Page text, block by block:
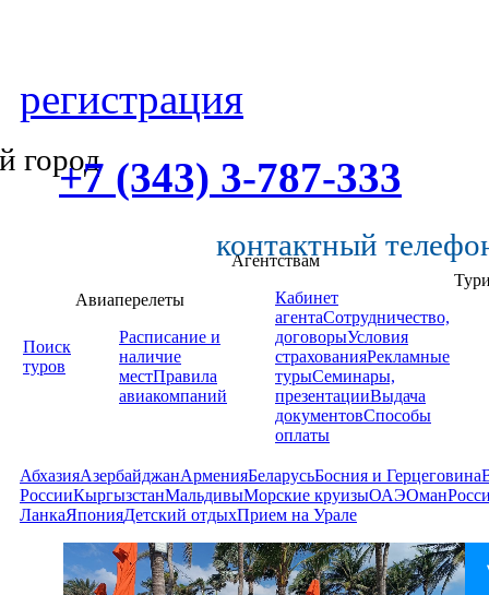
регистрация
город
+7 (343) 3-787-333
контактный
Поиск
туров
Авиаперелеты
Расписание и
наличие
местПравила
авиакомпаний
Агентствам
Кабинет
агентаСотрудничество,
договорыУсловия
страхованияРекламные
турыСеминары,
презентацииВыдача
документовСпособы
оплаты
АбхазияАзербайджанАрменияБеларусьБосния и Герцеговина
РоссииКыргызстанМальдивыМорские круизыОАЭОман
ЛанкаЯпонияДетский отдыхПрием на Урале